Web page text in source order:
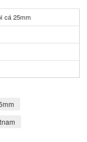
cá 25mm